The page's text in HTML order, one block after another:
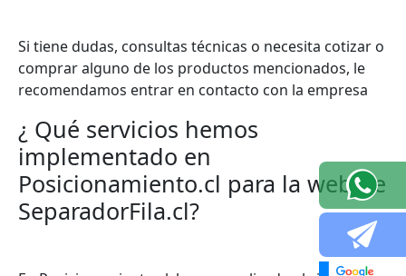
Si tiene dudas, consultas técnicas o necesita cotizar o
comprar alguno de los productos mencionados, le
recomendamos entrar en contacto con la empresa
¿ Qué servicios hemos
implementado en
Posicionamiento.cl para la web de
SeparadorFila.cl?